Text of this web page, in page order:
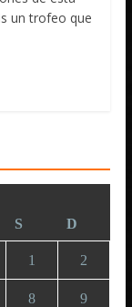
un trofeo que
S D
1 2
8 9